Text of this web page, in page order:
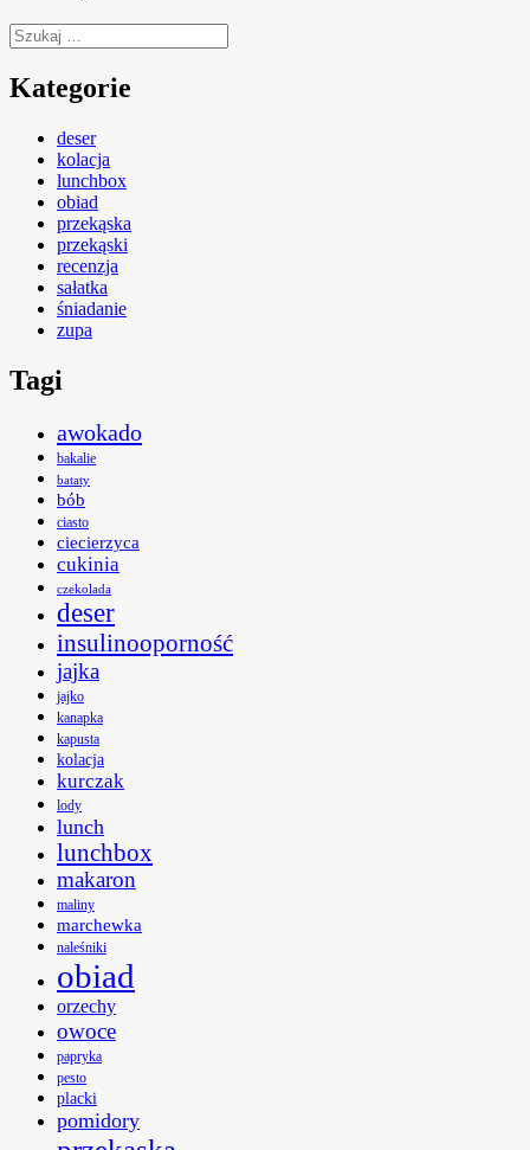
Szukaj:
Kategorie
deser
kolacja
lunchbox
obiad
przekąska
przekąski
recenzja
sałatka
śniadanie
zupa
Tagi
awokado
bakalie
bataty
bób
ciasto
ciecierzyca
cukinia
czekolada
deser
insulinooporność
jajka
jajko
kanapka
kapusta
kolacja
kurczak
lody
lunch
lunchbox
makaron
maliny
marchewka
naleśniki
obiad
orzechy
owoce
papryka
pesto
placki
pomidory